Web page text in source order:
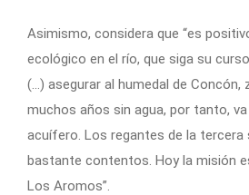
Asimismo, considera que “es
ecológico en el río, que siga su
(…) asegurar al humedal de Concón,
muchos años sin agua, por tanto, va
acuífero. Los regantes de la tercera
bastante contentos. Hoy la misión
Los Aromos”.